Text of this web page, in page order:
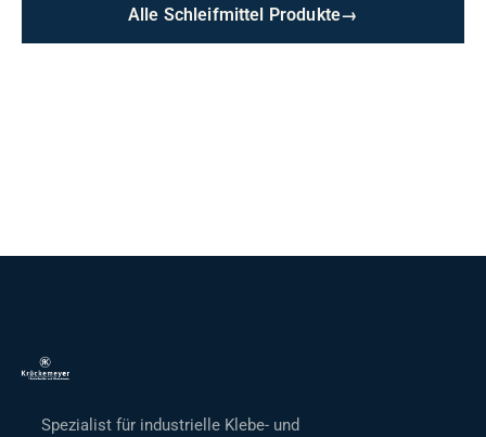
Alle Schleifmittel Produkte→
Spezialist für industrielle Klebe- und